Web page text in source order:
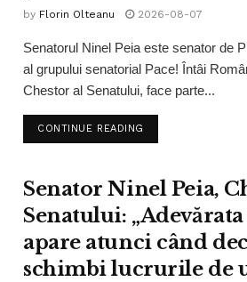
by Florin Olteanu 2026-08-07
Senatorul Ninel Peia este senator de
al grupului senatorial Pace! Întâi
Chestor al Senatului, face parte...
CONTINUE READING
Senator Ninel Peia,
Senatului:
apare atunci când
schimbi lucrurile de